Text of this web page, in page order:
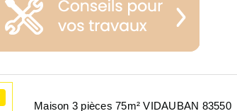
Maison 3 pièces 75m² VIDAUBAN 83550